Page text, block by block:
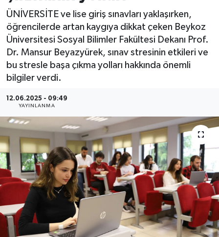
ÜNİVERSİTE ve lise giriş sınavları yaklaşırken,
öğrencilerde artan kaygıya dikkat çeken Beykoz
Üniversitesi Sosyal Bilimler Fakültesi Dekanı Prof.
Dr. Mansur Beyazyürek, sınav stresinin etkileri ve
bu stresle başa çıkma yolları hakkında önemli
bilgiler verdi.
12.06.2025 - 09:49
YAYINLANMA
SPOR
KÜLTÜR SANAT
SAĞLIK
BİLİM VE TEKNOLOJİ
OTOMOBİL
KURUMSAL
Tüm Manşetler
Son Dakika Haberleri
Haber Arşivi